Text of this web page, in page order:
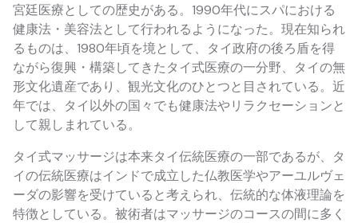
宮廷医療としての歴史がある。1990年代にスパにおける
健康法・美容法として行われるようになった。現在知られ
るものは、1980年頃を境として、タイ政府の後ろ盾を得
ながら復興・構築してきたタイ式医療の一分野、タイの無
形文化遺産であり、観光文化のひとつと目されている。近
年では、タイ以外の国々でも健康法やリラクセーションと
して親しまれている。
タイ式マッサージは本来タイ伝統医療の一部であるが、タ
イの伝統医療はインドで成立した仏教医学やアーユルヴェ
ーダの影響を受けていると考えられ、伝統的な体液理論を
特徴としている。被術者はマッサージのコースの間に多く